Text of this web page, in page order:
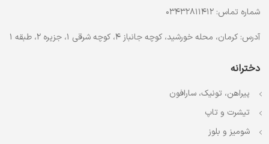
شماره تماس: 03432811412
آدرس: کرمان، محله خورشید، کوچه جانباز 4، کوچه شرقی 1، جزیره 2، طبقه 1
دخترانه
پیراهن، تونیک، سارافون
تیشرت و تاپ
شومیز و بلوز